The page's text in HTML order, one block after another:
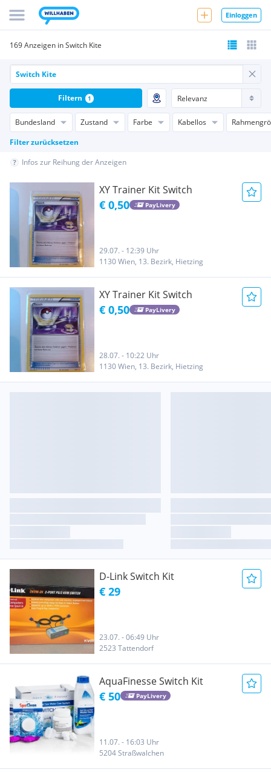
Einloggen
169 Anzeigen in Switch Kite
Bundesland Zustand Farbe Kabellos
Filter zurücksetzen
Filtern 1
Infos zur Reihung der Anzeigen
XY Trainer Kit Switch
€ 0,50 PayLivery
29.07. - 12:39 Uhr
1130 Wien, 13. Bezirk, Hietzing
XY Trainer Kit Switch
€ 0,50 PayLivery
28.07. - 10:22 Uhr
1130 Wien, 13. Bezirk, Hietzing
D-Link Switch Kit
€ 29
23.07. - 06:49 Uhr
2523 Tattendorf
AquaFinesse Switch Kit
€ 50 PayLivery
11.07. - 16:03 Uhr
5204 Straßwalchen